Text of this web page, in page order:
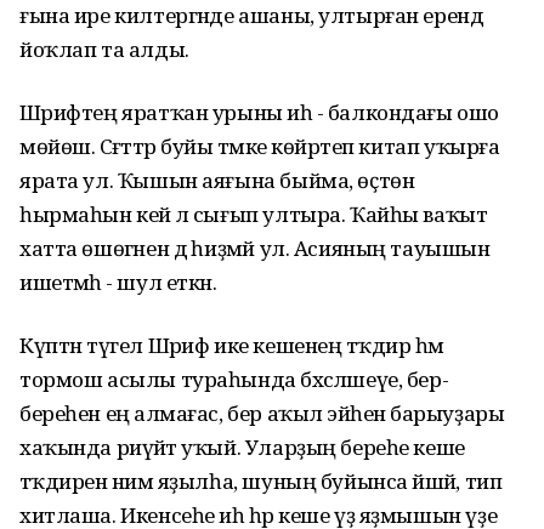
ғына ире килтергәнде ашаны, ултырған ерендә
йоҡлап та алды.
Шәрифтең яратҡан урыны иһә - балкондағы ошо
мөйөш. Сәғәттәр буйы тәмәке көйрәтеп китап уҡырға
ярата ул. Ҡышын аяғына быйма, өҫтөнә
һырмаһын кейә лә сығып ултыра. Ҡайһы ваҡыт
хатта өшөгәнен дә һиҙмәй ул. Асияның тауышын
ишетмәһә - шул еткән.
Күптән түгел Шәриф ике кешенең тәҡдир һәм
тормош асылы тураһында бәхәсләшеүе, бер-
береһен еңә алмағас, бер аҡыл эйәһенә барыуҙары
хаҡында риүәйәт уҡый. Уларҙың береһе кеше
тәҡдиренә нимә яҙылһа, шуның буйынса йәшәй, тип
хитлаша. Икенсеһе иһә һәр кеше үҙ яҙмышын үҙе